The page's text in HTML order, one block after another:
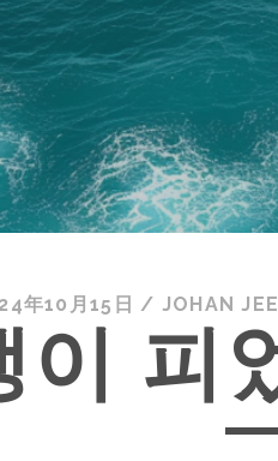
年10月15日 / JOHAN
이 피